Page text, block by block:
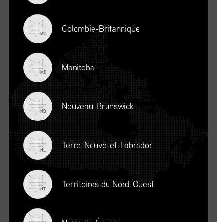
DESCRIPTION
S’INSCRIRE
BC Colombie-Britannique
MB Manitoba
NB Nouveau-Brunswick
NL Terre-Neuve-et-Labrador
NT Territoires du Nord-Ouest